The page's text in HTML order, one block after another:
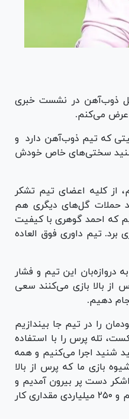
ذوب‌آهن در نشست خبری
عرض می‌کنم.
که تیم ذوب‌آهن دارد و
شنید سختی‌های خاص خودش
از کلیه اعضای تیم تشکر
حملات گل‌های دیگری هم
که احمد گوهری با کیفیت
تیم داوری فوق العاده
این تیم و فشار
از بالا بازی می‌کنند سعی
دهیم.
خودمان را در تیم جا بیندازیم
تله پرس را با استفاده
شنید اجرا می‌کنیم و همه
بازی ما که پرس از بالا
دست پر بیرون آمدیم و
فارغ از همه چیز بابت اعتماد مدیرعامل و اعضای کادرفنی تشکر می‌کنم، بودجه کم و ۲۵۰ میلیاردی مقداری کار